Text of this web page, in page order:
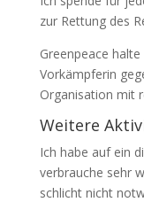
zur Rettung des
Greenpeace
Vorkämpferin
Organisation mit
Weitere
Ich habe auf ein
verbrauche sehr
schlicht nicht